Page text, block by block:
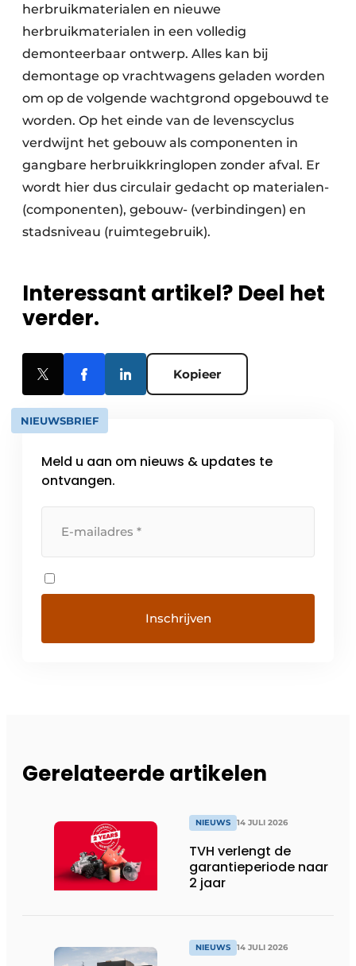
herbruikmaterialen en nieuwe
herbruikmaterialen in een volledig
demonteerbaar ontwerp. Alles kan bij
demontage op vrachtwagens geladen worden
om op de volgende wachtgrond opgebouwd te
worden. Op het einde van de levenscyclus
verdwijnt het gebouw als componenten in
gangbare herbruikkringlopen zonder afval. Er
wordt hier dus circulair gedacht op materialen-
(componenten), gebouw- (verbindingen) en
stadsniveau (ruimtegebruik).
Interessant artikel? Deel het
verder.
Kopieer
NIEUWSBRIEF
Meld u aan om nieuws & updates te
ontvangen.
Gerelateerde artikelen
NIEUWS 14 JULI 2026
TVH verlengt de
garantieperiode naar
2 jaar
NIEUWS 14 JULI 2026